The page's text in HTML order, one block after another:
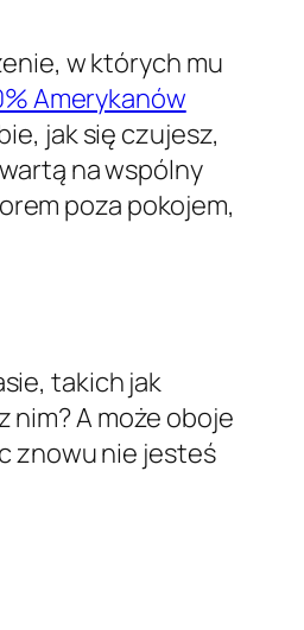
w których mu
Amerykanów
jak się czujesz,
na wspólny
poza pokojem,
takich jak
nim? A może oboje
znowu nie jesteś